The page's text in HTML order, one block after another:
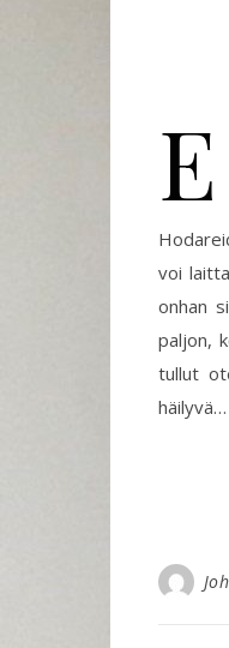
E
voi
onhan
paljon,
tullut
häilyvä…